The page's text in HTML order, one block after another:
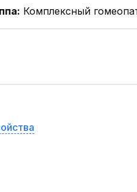
: Комплексный